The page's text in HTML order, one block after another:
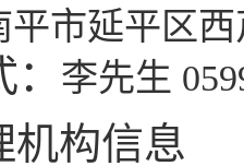
平市延平区
李先生
机构信息